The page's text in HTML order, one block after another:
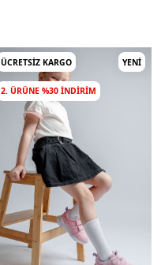
ÜCRETSIZ KARGO YENI
2. ÜRÜNE %30 INDIRIM